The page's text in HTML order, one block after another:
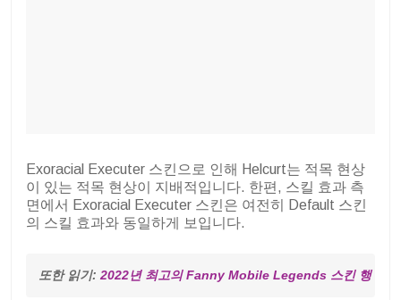
Exoracial Executer 스킨으로 인해 Helcurt는 적목 현상
이 있는 적목 현상이 지배적입니다. 한편, 스킬 효과 측
면에서 Exoracial Executer 스킨은 여전히 Default 스킨
의 스킬 효과와 동일하게 보입니다.
또한 읽기: 2022년 최고의 Fanny Mobile Legends 스킨 행